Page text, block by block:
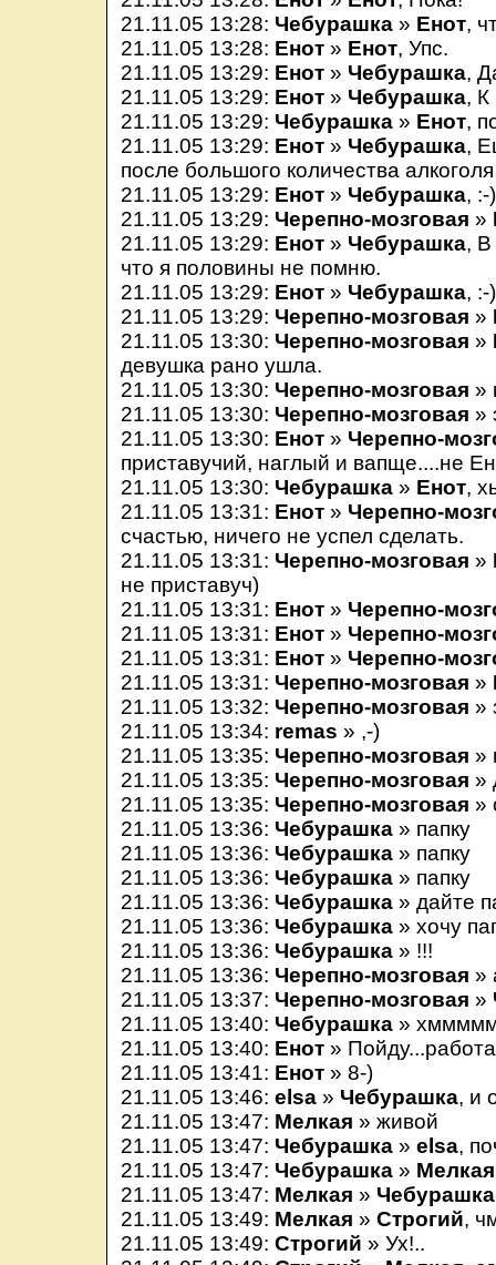
21.11.05 13:28: Чебурашка » Енот,
21.11.05 13:28: Енот » Енот, Упс.
21.11.05 13:29: Енот » Чебурашка,
21.11.05 13:29: Енот » Чебурашка, К
21.11.05 13:29: Чебурашка » Енот,
21.11.05 13:29: Енот » Чебурашка,
после большого количества
21.11.05 13:29: Енот » Чебурашка, :-
21.11.05 13:29: Черепно-мозговая »
21.11.05 13:29: Енот » Чебурашка, В
что я половины не помню.
21.11.05 13:29: Енот » Чебурашка, :-
21.11.05 13:29: Черепно-мозговая »
21.11.05 13:30: Черепно-мозговая »
девушка рано ушла.
21.11.05 13:30: Черепно-мозговая »
21.11.05 13:30: Черепно-мозговая »
21.11.05 13:30: Енот » Черепно-
приставучий, наглый и вапще....не
21.11.05 13:30: Чебурашка » Енот,
21.11.05 13:31: Енот » Черепно-
счастью, ничего не успел сделать.
21.11.05 13:31: Черепно-мозговая »
не приставуч)
21.11.05 13:31: Енот » Черепно-
21.11.05 13:31: Енот » Черепно-
21.11.05 13:31: Енот » Черепно-
21.11.05 13:31: Черепно-мозговая »
21.11.05 13:32: Черепно-мозговая »
21.11.05 13:34: remas » ,-)
21.11.05 13:35: Черепно-мозговая »
21.11.05 13:35: Черепно-мозговая »
21.11.05 13:35: Черепно-мозговая »
21.11.05 13:36: Чебурашка » папку
21.11.05 13:36: Чебурашка » папку
21.11.05 13:36: Чебурашка » папку
21.11.05 13:36: Чебурашка » дайте
21.11.05 13:36: Чебурашка » хочу
21.11.05 13:36: Чебурашка » !!!
21.11.05 13:36: Черепно-мозговая »
21.11.05 13:37: Черепно-мозговая »
21.11.05 13:40: Чебурашка »
21.11.05 13:40: Енот »
21.11.05 13:41: Енот » 8-)
21.11.05 13:46: elsa » Чебурашка, и
21.11.05 13:47: Мелкая » живой
21.11.05 13:47: Чебурашка » elsa,
21.11.05 13:47: Чебурашка » Мелкая
21.11.05 13:47: Мелкая » Чебурашка
21.11.05 13:49: Мелкая » Строгий,
21.11.05 13:49: Строгий » Ух!..